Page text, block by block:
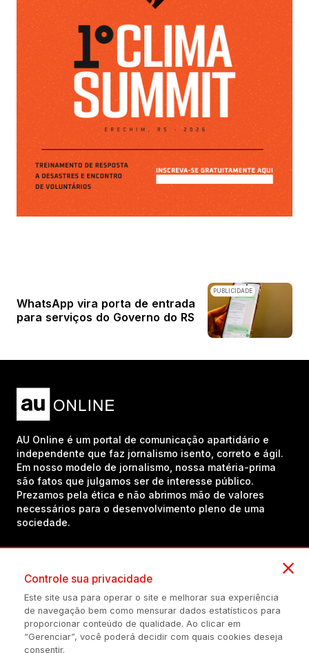
PUBLICIDADE
WhatsApp vira porta de entrada
para serviços do Governo do RS
AU Online é um portal de comunicação apartidário e
independente que faz jornalismo isento, correto e ágil.
Em nosso modelo de jornalismo, nossa matéria-prima
são fatos que julgamos ser de interesse público.
Prezamos pela ética e não abrimos mão de valores
necessários para o desenvolvimento pleno de uma
sociedade.
(54) 98434-8385
Controle sua privacidade
Este site usa para operar o site e melhorar sua experiência
de navegação bem como mensurar dados estatísticos para
proporcionar conteúdo de qualidade. Ao clicar em
“Gerenciar”, você poderá decidir com quais cookies deseja
consentir.